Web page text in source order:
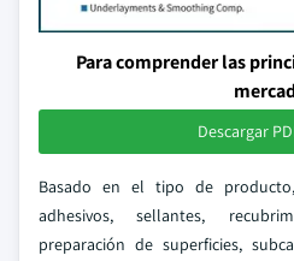
Para comprender las
Descargar
Basado en el tipo de
adhesivos, sellantes,
preparación de superficies,